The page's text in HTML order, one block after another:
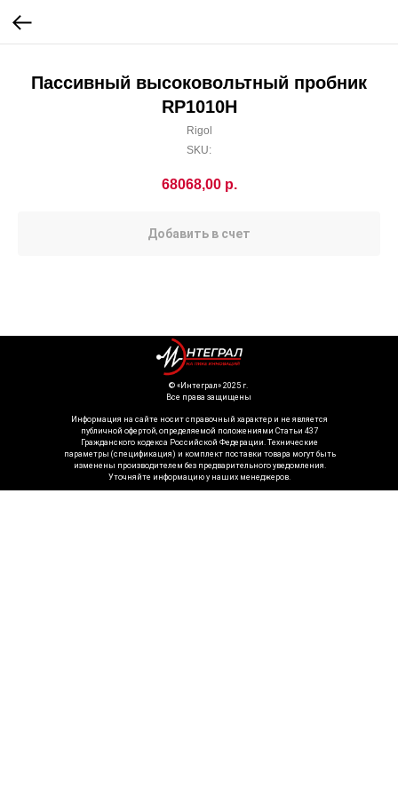
Пассивный высоковольтный пробник
RP1010H
Rigol
SKU:
68068,00 р.
Добавить в счет
Информация на сайте носит справочный характер и не является
публичной офертой, определяемой положениями Статьи 437
Гражданского кодекса Российской Федерации. Технические
параметры (спецификация) и комплект поставки товара могут быть
изменены производителем без предварительного уведомления.
Уточняйте информацию у наших менеджеров.
©️ «Интеграл» 2025 г.
Все права защищены